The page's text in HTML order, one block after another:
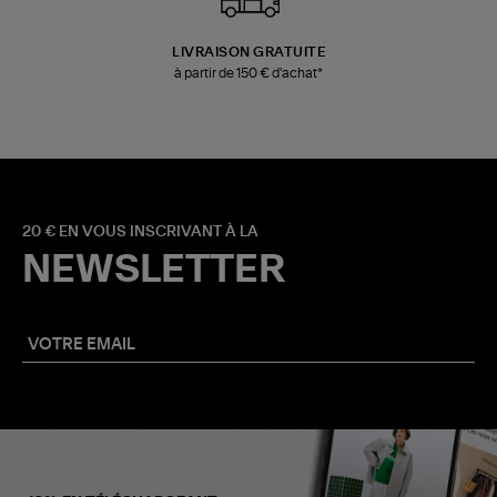
LIVRAISON GRATUITE
à partir de 150 € d'achat*
20 € EN VOUS INSCRIVANT À LA
NEWSLETTER